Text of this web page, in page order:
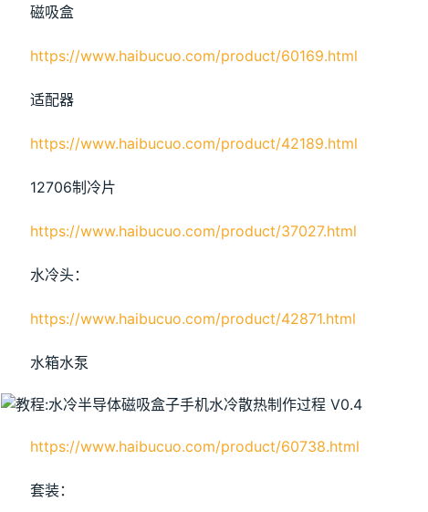
磁吸盒
https://www.haibucuo.com/product/60169.html
适配器
https://www.haibucuo.com/product/42189.html
12706制冷片
https://www.haibucuo.com/product/37027.html
水冷头：
https://www.haibucuo.com/product/42871.html
水箱水泵
https://www.haibucuo.com/product/60738.html
套装：